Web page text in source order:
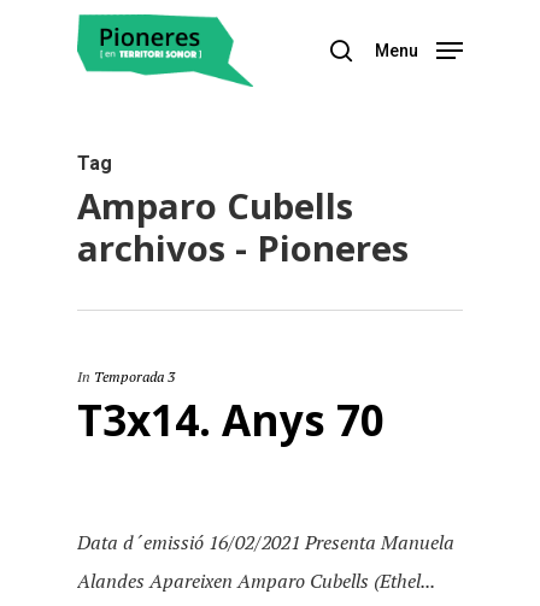
Menu
Tag
Amparo Cubells
archivos - Pioneres
In Temporada 3
T3x14. Anys 70
Data d´emissió 16/02/2021 Presenta Manuela
Alandes Apareixen Amparo Cubells (Ethel...